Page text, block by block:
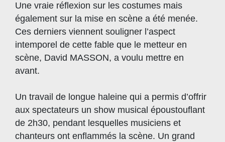
Une vraie réflexion sur les costumes mais
également sur la mise en scène a été menée.
Ces derniers viennent souligner l’aspect
intemporel de cette fable que le metteur en
scène, David MASSON, a voulu mettre en
avant.
Un travail de longue haleine qui a permis d’offrir
aux spectateurs un show musical époustouflant
de 2h30, pendant lesquelles musiciens et
chanteurs ont enflammés la scène. Un grand